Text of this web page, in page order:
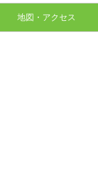
地図・アクセス